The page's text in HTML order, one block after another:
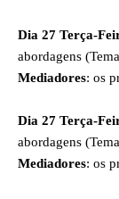
Dia 27 Terça-
abordagens
Mediadores: os
Dia 27 Terça-
abordagens
Mediadores: os